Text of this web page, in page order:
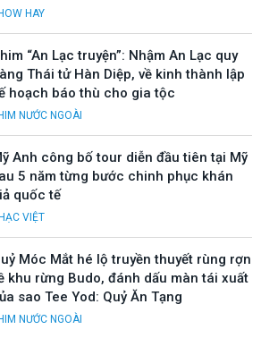
HAY
“An Lạc truyện”: Nhậm An Lạc quy
Thái tử Hàn Diệp, về kinh thành lập
hoạch báo thù cho gia tộc
NƯỚC NGOÀI
Anh công bố tour diễn đầu tiên tại Mỹ
5 năm từng bước chinh phục khán
quốc tế
VIỆT
Móc Mắt hé lộ truyền thuyết rùng rợn
khu rừng Budo, đánh dấu màn tái xuất
sao Tee Yod: Quỷ Ăn Tạng
NƯỚC NGOÀI